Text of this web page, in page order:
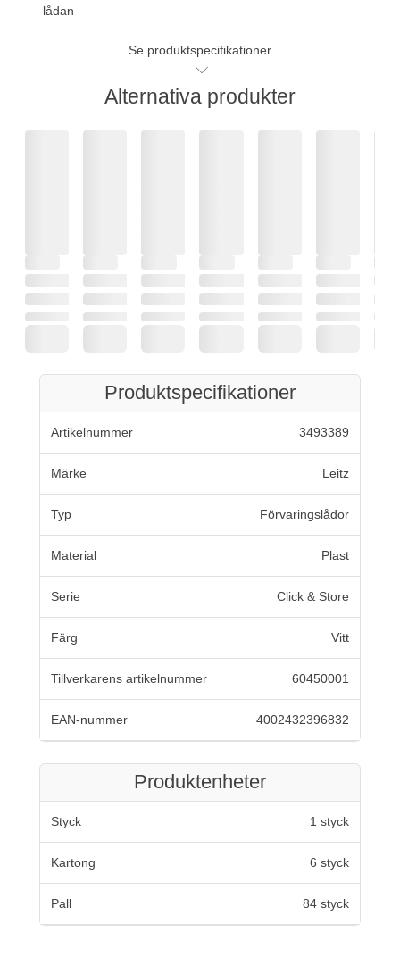
lådan
Se produktspecifikationer
Alternativa produkter
Produktspecifikationer
Artikelnummer 3493389
Märke Leitz
Typ Förvaringslådor
Material Plast
Serie Click & Store
Färg Vitt
Tillverkarens artikelnummer 60450001
EAN-nummer 4002432396832
Produktenheter
Styck 1 styck
Kartong 6 styck
Pall 84 styck